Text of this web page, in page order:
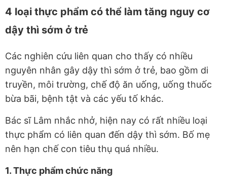
4 loại thực phẩm có thể làm tăng nguy cơ
dậy thì sớm ở trẻ
Các nghiên cứu liên quan cho thấy có nhiều
nguyên nhân gây dậy thì sớm ở trẻ, bao gồm di
truyền, môi trường, chế độ ăn uống, uống thuốc
bừa bãi, bệnh tật và các yếu tố khác.
Bác sĩ Lâm nhắc nhở, hiện nay có rất nhiều loại
thực phẩm có liên quan đến dậy thì sớm. Bố mẹ
nên hạn chế con tiêu thụ quá nhiều.
1. Thực phẩm chức năng